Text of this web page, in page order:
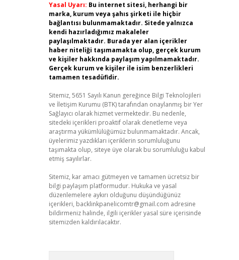
Yasal Uyarı: Bu internet sitesi, herhangi bir
marka, kurum veya şahıs şirketi ile hiçbir
bağlantısı bulunmamaktadır. Sitede yalnızca
kendi hazırladığımız makaleler
paylaşılmaktadır. Burada yer alan içerikler
haber niteliği taşımamakta olup, gerçek kurum
ve kişiler hakkında paylaşım yapılmamaktadır.
Gerçek kurum ve kişiler ile isim benzerlikleri
tamamen tesadüfidir.
Sitemiz, 5651 Sayılı Kanun gereğince Bilgi Teknolojileri
ve İletişim Kurumu (BTK) tarafından onaylanmış bir Yer
Sağlayıcı olarak hizmet vermektedir. Bu nedenle,
sitedeki içerikleri proaktif olarak denetleme veya
araştırma yükümlülüğümüz bulunmamaktadır. Ancak,
üyelerimiz yazdıkları içeriklerin sorumluluğunu
taşımakta olup, siteye üye olarak bu sorumluluğu kabul
etmiş sayılırlar.
Sitemiz, kar amacı gütmeyen ve tamamen ücretsiz bir
bilgi paylaşım platformudur. Hukuka ve yasal
düzenlemelere aykırı olduğunu düşündüğünüz
içerikleri, backlinkpanelicomtr@gmail.com adresine
bildirmeniz halinde, ilgili içerikler yasal süre içerisinde
sitemizden kaldırılacaktır.